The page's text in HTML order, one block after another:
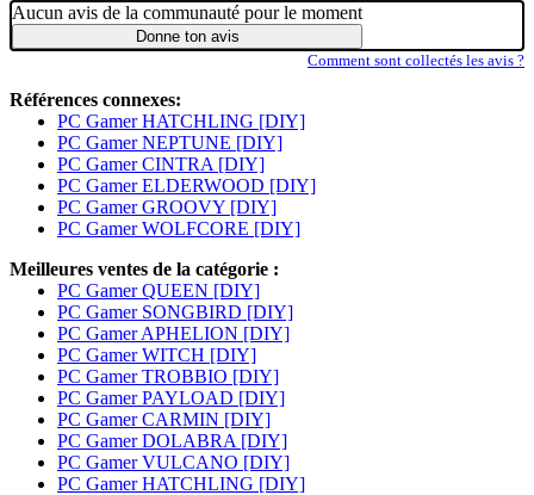
Aucun avis de la communauté pour le moment
Donne ton avis
Comment sont collectés les avis ?
Références connexes:
PC Gamer HATCHLING [DIY]
PC Gamer NEPTUNE [DIY]
PC Gamer CINTRA [DIY]
PC Gamer ELDERWOOD [DIY]
PC Gamer GROOVY [DIY]
PC Gamer WOLFCORE [DIY]
Meilleures ventes de la catégorie :
PC Gamer QUEEN [DIY]
PC Gamer SONGBIRD [DIY]
PC Gamer APHELION [DIY]
PC Gamer WITCH [DIY]
PC Gamer TROBBIO [DIY]
PC Gamer PAYLOAD [DIY]
PC Gamer CARMIN [DIY]
PC Gamer DOLABRA [DIY]
PC Gamer VULCANO [DIY]
PC Gamer HATCHLING [DIY]